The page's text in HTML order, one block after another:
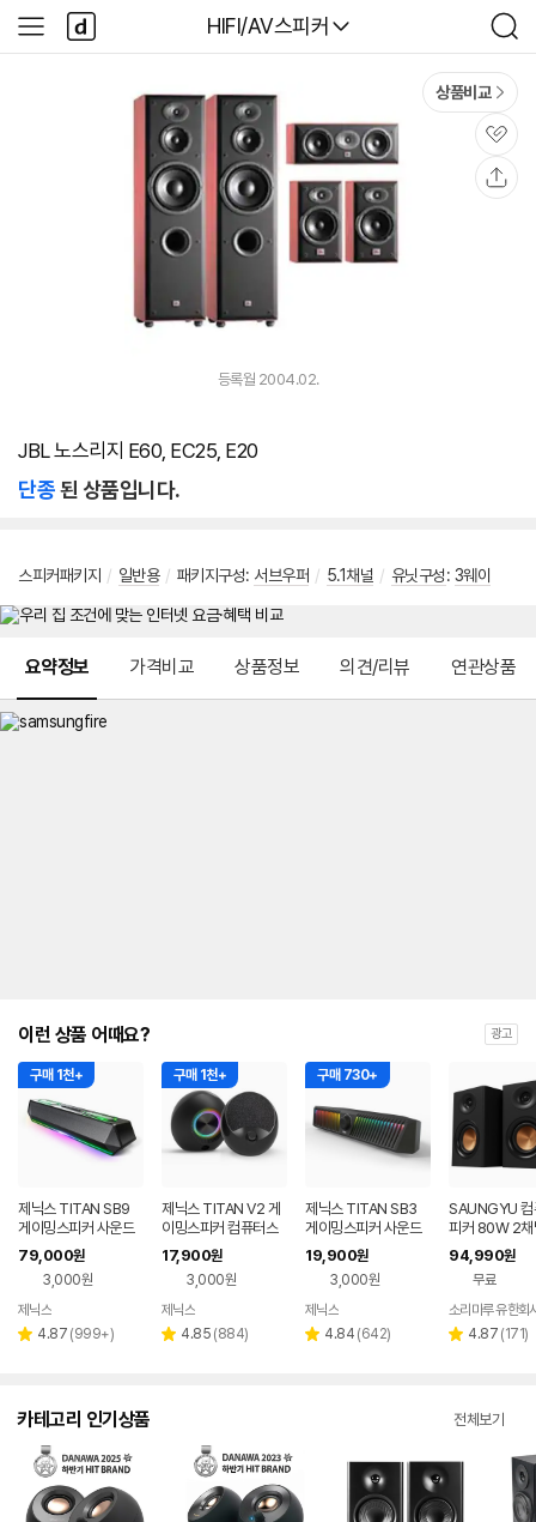
다나와
HIFI/AV스피커
검
색
사
이
다
나
와
상품비교
관
심
등록월 2004.02.
JBL 노스리지 E60, EC25, E20
단종된 상품입니다.
스피커패키지 / 일반용 / 패키지구성: 서브우퍼 / 5.1채널 / 유닛구성: 3웨이
요약정보 가격비교 상품정보 의견/리뷰 연관상품
이런 상품 어때요? 광고
구매 1천+
제닉스 TITAN SB9
게이밍스피커 사운드
바 컴퓨터스피커
79,000원
3,000원
페이
제닉스
별 4.87 리
(999+)
구매 1천+
제닉스 TITAN V2 게
이밍스피커 컴퓨터스
피커
17,900원
3,000원
페이
제닉스
별 4.85 리
(884)
구매 730+
제닉스 TITAN SB3
게이밍스피커 사운드
바 컴퓨터스피커
19,900원
3,000원
페이
제닉스
별 4.84 리
(642)
SAUNGYU 컴
피커 80W 2채
B DAC 옵티컬
결 블루투스 스
94,990원
무료
소리마루 유한회
별 4.87 리
(171)
카테고리 인기상품 전체보기